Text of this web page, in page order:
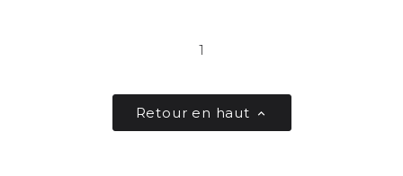
1
Retour en haut 